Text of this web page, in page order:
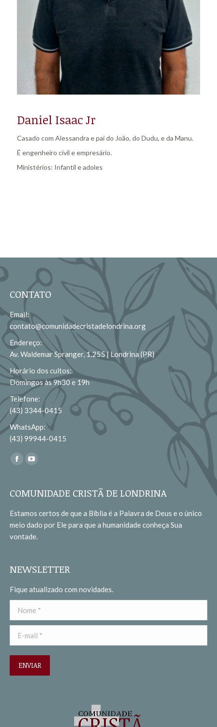
Daniel Isaac Jr
Casado com Alessandra e pai do João, do Dudu, e da Manu.
É engenheiro civil e empresário.
Ministérios: Infantil e adoles
CONTATO
Email:
contato@comunidadecristadelondrina.org
Endereço:
Av. Waldemar Spranger, 1.255 | Londrina (PR)
Horário dos cultos:
Domingos às 9h30 e 19h
Telefone:
(43) 3344-0415
WhatsApp:
(43) 99944-0415
Encontre-nos em:
Facebook
opens
new
window
YouTube
opens
new
window
COMUNIDADE CRISTÃ DE LONDRINA
Estamos certos de que a Bíblia é a Palavra de Deus e o único
meio dado por Ele para que a humanidade conheça Sua
vontade.
NEWSLETTER
Fique atualizado com novidades.
Nome *
E-mail *
ENVIAR